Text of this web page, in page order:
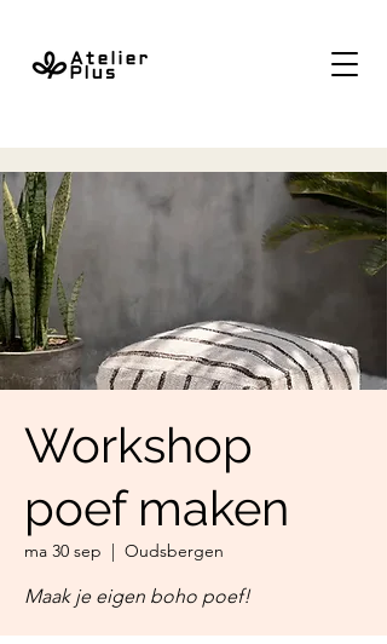
Workshop
poef maken
ma 30 sep
  |
Oudsbergen
Maak je eigen boho poef!